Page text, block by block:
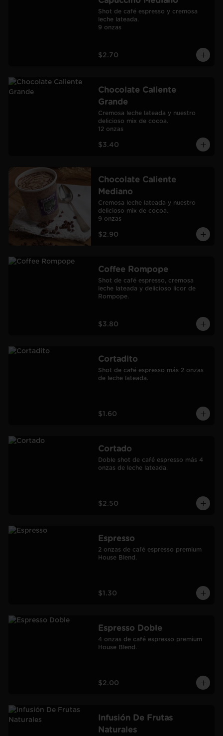
Shot de café espresso y cremosa
leche lateada.
9 onzas
$2.70
Chocolate Caliente
Grande
Cremosa leche lateada y nuestro
delicioso mix de cocoa.
12 onzas
$3.40
Chocolate Caliente
Mediano
Cremosa leche lateada y nuestro
delicioso mix de cocoa.
9 onzas
$2.90
Coffee Rompope
Shot de café espresso, cremosa
leche lateada y delicioso licor de
Rompope.
$3.80
Cortadito
Shot de café espresso más 2 onzas
de leche lateada.
$1.60
Cortado
Doble shot de café espresso más 4
onzas de leche lateada.
$2.50
Espresso
2 onzas de café espresso premium
House Blend.
$1.30
Espresso Doble
4 onzas de café espresso premium
House Blend.
$2.00
Infusión De Frutas
Naturales